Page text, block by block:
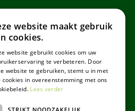
website maakt gebruik
cookies.
website gebruikt cookies om uw
te verbeteren. Door
website te gebruiken, stemt u in met
cookies in overeenstemming met ons
Lees verder